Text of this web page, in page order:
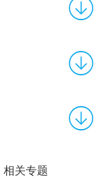
相关专题